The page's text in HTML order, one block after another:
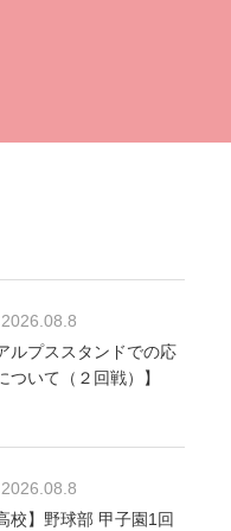
2026.08.8
ルプススタンドでの応
ついて（２回戦）】
2026.08.8
校】野球部 甲子園1回